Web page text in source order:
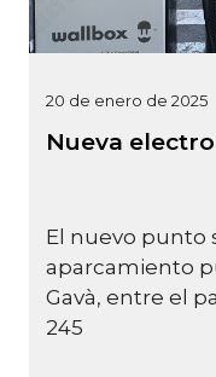
20 de enero de 2025
Nueva
El nuevo punto
aparcamiento
Gavà, entre el
245